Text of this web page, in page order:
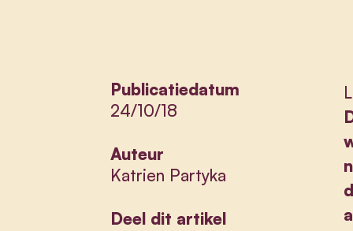
Publicatiedatum
24/10/18
Auteur
Katrien Partyka
Deel dit artikel